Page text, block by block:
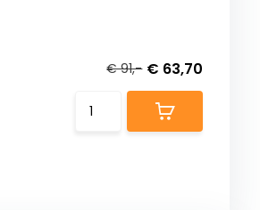
€ 91,- € 63,70